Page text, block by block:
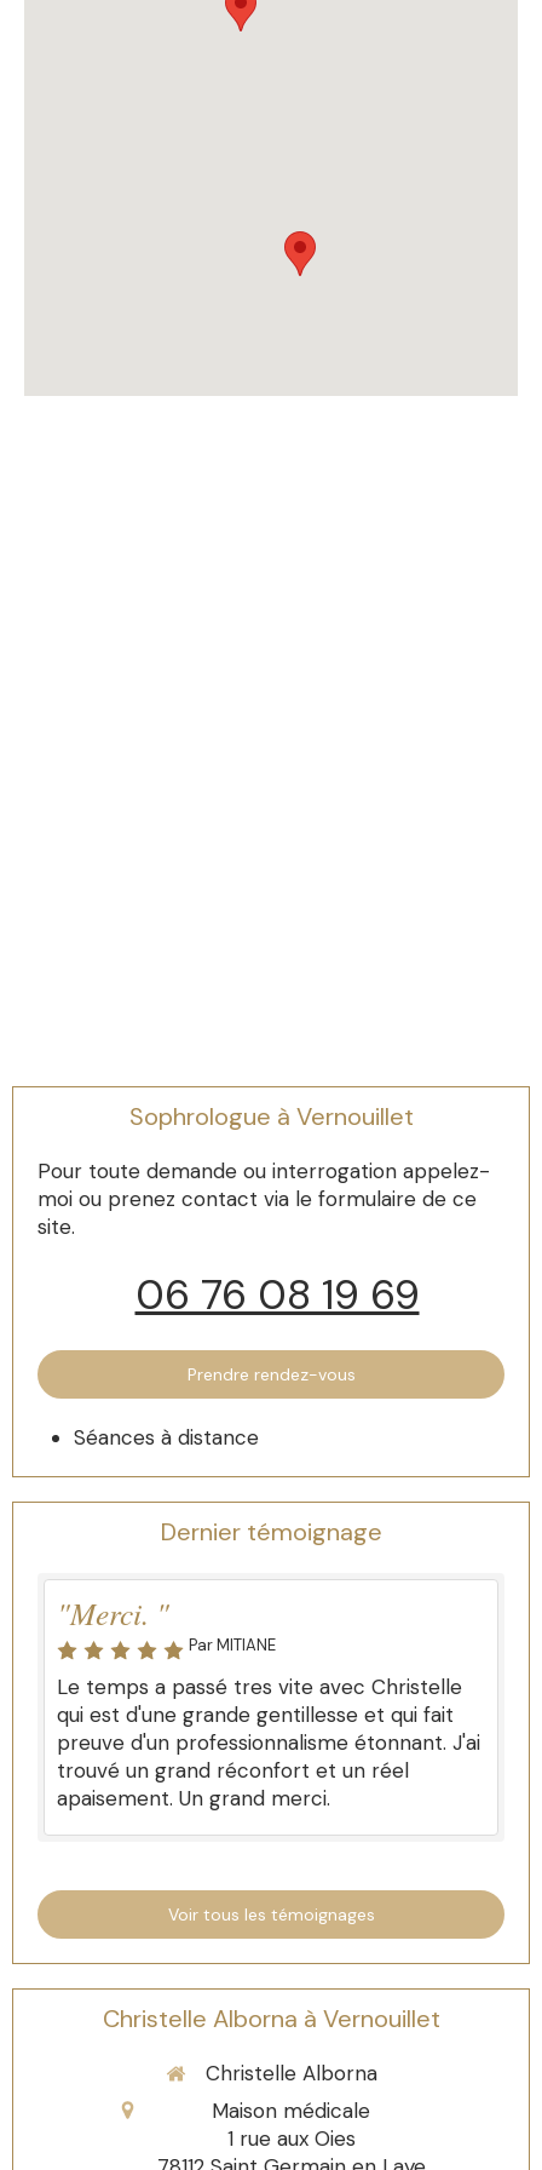
Sophrologue à Vernouillet
Pour toute demande ou interrogation appelez-
moi ou prenez contact via le formulaire de ce
site.
06 76 08 19 69
Prendre rendez-vous
Séances à distance
Dernier témoignage
"Merci. "
Par MITIANE
Le temps a passé tres vite avec Christelle
qui est d'une grande gentillesse et qui fait
preuve d'un professionnalisme étonnant. J'ai
trouvé un grand réconfort et un réel
apaisement. Un grand merci.
Voir tous les témoignages
Christelle Alborna à Vernouillet
Christelle Alborna
Maison médicale
1 rue aux Oies